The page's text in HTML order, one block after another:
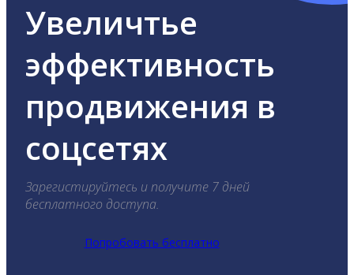
Увеличтье
эффективность
продвижения в
соцсетях
Зарегистируйтесь и получите 7 дней
бесплатного доступа.
Попробовать бесплатно